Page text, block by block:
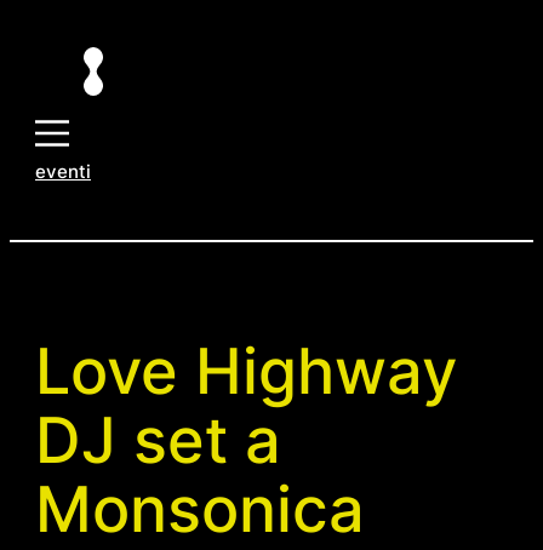
contenuto
eventi
Love Highway
DJ set a
Monsonica